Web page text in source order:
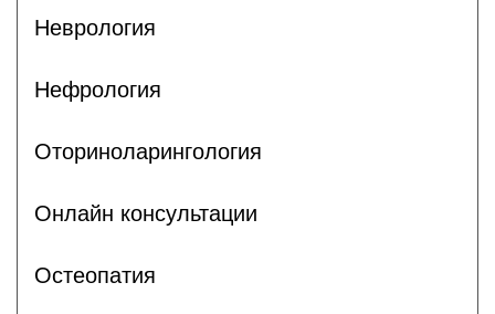
Неврология
Нефрология
Оториноларингология
Онлайн консультации
Остеопатия